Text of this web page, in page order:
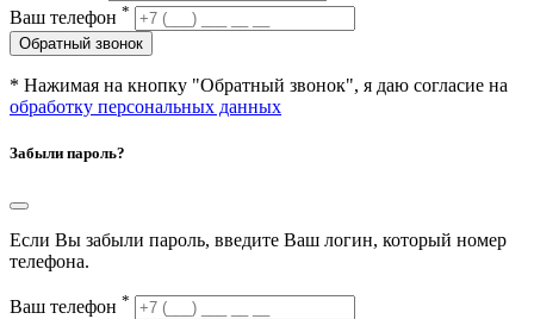
Ваш телефон *
Обратный звонок
* Нажимая на кнопку "Обратный звонок", я даю согласие на
обработку персональных данных
Забыли пароль?
Если Вы забыли пароль, введите Ваш логин, который номер
телефона.
Ваш телефон *